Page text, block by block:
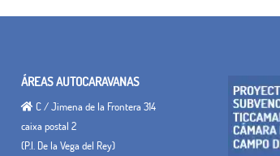
ÁREAS AUTOCARAVANAS
C / Jimena de la Frontera 314
caixa postal 2
(P.I. De la Vega del Rey)